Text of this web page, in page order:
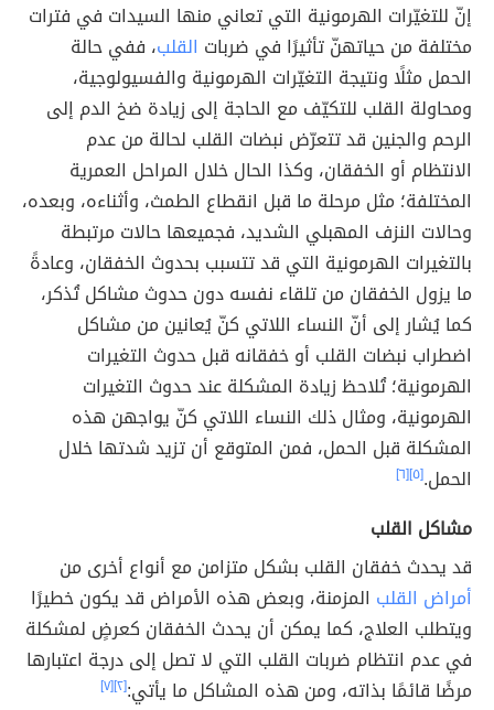
إنّ للتغيّرات الهرمونية التي تعاني منها السيدات في فترات
مختلفة من حياتهنّ تأثيرًا في ضربات القلب، ففي حالة
الحمل مثلًا ونتيجة التغيّرات الهرمونية والفسيولوجية،
ومحاولة القلب للتكيّف مع الحاجة إلى زيادة ضخ الدم إلى
الرحم والجنين قد تتعرّض نبضات القلب لحالة من عدم
الانتظام أو الخفقان، وكذا الحال خلال المراحل العمرية
المختلفة؛ مثل مرحلة ما قبل انقطاع الطمث، وأثناءه، وبعده،
وحالات النزف المهبلي الشديد، فجميعها حالات مرتبطة
بالتغيرات الهرمونية التي قد تتسبب بحدوث الخفقان، وعادةً
ما يزول الخفقان من تلقاء نفسه دون حدوث مشاكل تُذكر،
كما يُشار إلى أنّ النساء اللاتي كنّ يُعانين من مشاكل
اضطراب نبضات القلب أو خفقانه قبل حدوث التغيرات
الهرمونية؛ تُلاحظ زيادة المشكلة عند حدوث التغيرات
الهرمونية، ومثال ذلك النساء اللاتي كنّ يواجهن هذه
المشكلة قبل الحمل، فمن المتوقع أن تزيد شدتها خلال
الحمل.[٥] [٦]
مشاكل القلب
قد يحدث خفقان القلب بشكل متزامن مع أنواع أخرى من
أمراض القلب المزمنة، وبعض هذه الأمراض قد يكون خطيرًا
ويتطلب العلاج، كما يمكن أن يحدث الخفقان كعرضٍ لمشكلة
في عدم انتظام ضربات القلب التي لا تصل إلى درجة اعتبارها
مرضًا قائمًا بذاته، ومن هذه المشاكل ما يأتي:[٢] [٧]